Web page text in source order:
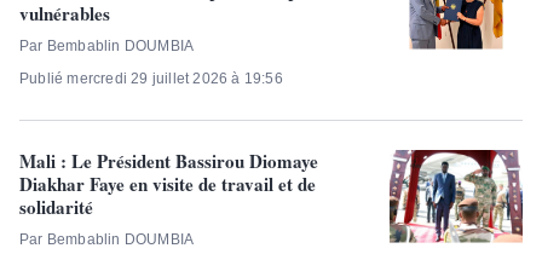
vulnérables
Par Bembablin DOUMBIA
Publié mercredi 29 juillet 2026 à 19:56
Mali : Le Président Bassirou Diomaye
Diakhar Faye en visite de travail et de
solidarité
Par Bembablin DOUMBIA